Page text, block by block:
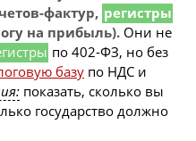
фактур, регистры
на прибыль). Они не
по 402-ФЗ, но без
базу по НДС и
показать, сколько вы
государство должно